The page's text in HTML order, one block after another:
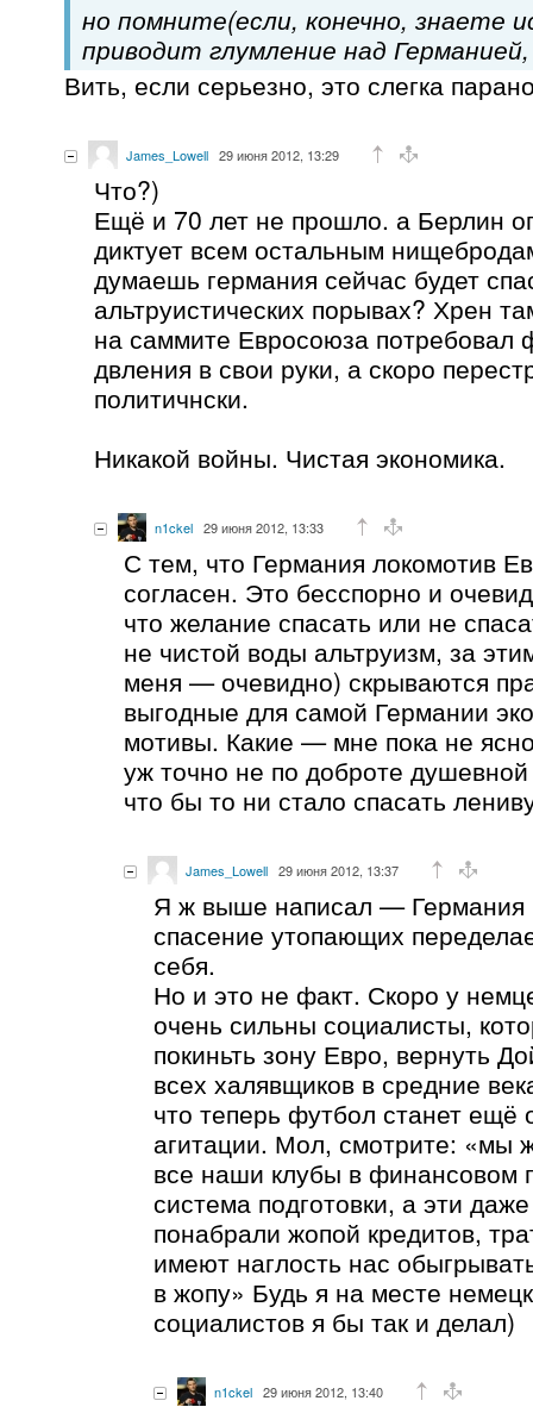
но помните(если, конечно, знаете
приводит глумление над
Вить, если серьезно, это слегка
James_Lowell 29 июня 2012, 13:29
Что?)
Ещё и 70 лет не прошло. а Берлин
диктует всем остальным
думаешь германия сейчас будет
альтруистических порывах? Хрен
на саммите Евросоюза потребовал
двления в свои руки, а скоро
политичнски.
Никакой войны. Чистая экономика.
n1ckel 29 июня 2012, 13:33
С тем, что Германия локомотив
согласен. Это бесспорно и
что желание спасать или не
не чистой воды альтруизм, за
меня — очевидно) скрываются
выгодные для самой Германии
мотивы. Какие — мне пока не
уж точно не по доброте
что бы то ни стало спасать
James_Lowell 29 июня 2012, 13:37
Я ж выше написал — Германия
спасение утопающих
себя.
Но и это не факт. Скоро у
очень сильны социалисты,
покиньть зону Евро, вернуть
всех халявщиков в средние
что теперь футбол станет ещё
агитации. Мол, смотрите: «мы
все наши клубы в финансовом
система подготовки, а эти
понабрали жопой кредитов,
имеют наглость нас
в жопу» Будь я на месте
социалистов я бы так и делал)
n1ckel 29 июня 2012, 13:40